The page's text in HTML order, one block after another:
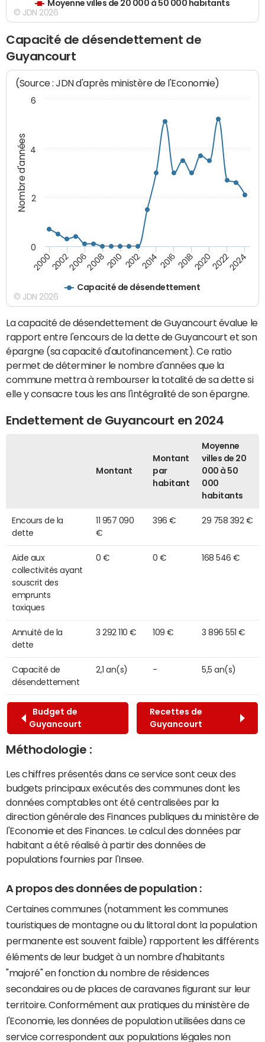
Moyenne villes de 20 000 à 50 000 habitants
© JDN 2026
Capacité de désendettement de
Guyancourt
Nombre d'années
(Source : JDN d'après ministère de l'Economie)
Capacité de désendettement
20002002200620082010 2012201420162018202020222024
0
2
4
6
© JDN 2026
La capacité de désendettement de Guyancourt évalue le
rapport entre l'encours de la dette de Guyancourt et son
épargne (sa capacité d'autofinancement). Ce ratio
permet de déterminer le nombre d'années que la
commune mettra à rembourser la totalité de sa dette si
elle y consacre tous les ans l'intégralité de son épargne.
Endettement de Guyancourt en 2024
Montant
Montant
par
habitant
Moyenne
villes de 20
000 à 50
000
habitants
Encours de la
dette
11 957 090
€
396 € 29 758 392 €
Aide aux
collectivités ayant
souscrit des
emprunts
toxiques
0 € 0 € 168 546 €
Annuité de la
dette
3 292 110 € 109 € 3 896 551 €
Capacité de
désendettement
2,1 an(s) - 5,5 an(s)
Budget de
Guyancourt
Recettes de
Guyancourt
Méthodologie :
Les chiffres présentés dans ce service sont ceux des
budgets principaux exécutés des communes dont les
données comptables ont été centralisées par la
direction générale des Finances publiques du ministère de
l'Economie et des Finances. Le calcul des données par
habitant a été réalisé à partir des données de
populations fournies par l'Insee.
A propos des données de population :
Certaines communes (notamment les communes
touristiques de montagne ou du littoral dont la population
permanente est souvent faible) rapportent les différents
éléments de leur budget à un nombre d'habitants
"majoré" en fonction du nombre de résidences
secondaires ou de places de caravanes figurant sur leur
territoire. Conformément aux pratiques du ministère de
l'Economie, les données de population utilisées dans ce
service correspondent aux populations légales non